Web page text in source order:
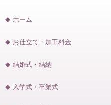
ホーム
お仕立て・加工料金
結婚式・結納
入学式・卒業式